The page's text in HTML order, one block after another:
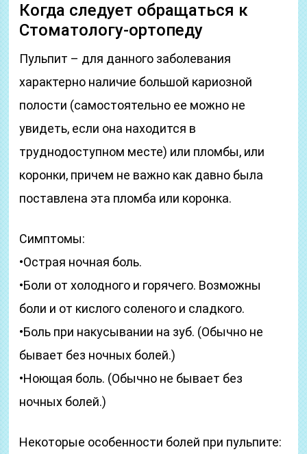
Когда следует обращаться к
Стоматологу-ортопеду
Пульпит – для данного заболевания
характерно наличие большой кариозной
полости (самостоятельно ее можно не
увидеть, если она находится в
труднодоступном месте) или пломбы, или
коронки, причем не важно как давно была
поставлена эта пломба или коронка.
Симптомы:
•Острая ночная боль.
•Боли от холодного и горячего. Возможны
боли и от кислого соленого и сладкого.
•Боль при накусывании на зуб. (Обычно не
бывает без ночных болей.)
•Ноющая боль. (Обычно не бывает без
ночных болей.)
Некоторые особенности болей при пульпите: